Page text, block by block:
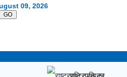
09, 2026
GO